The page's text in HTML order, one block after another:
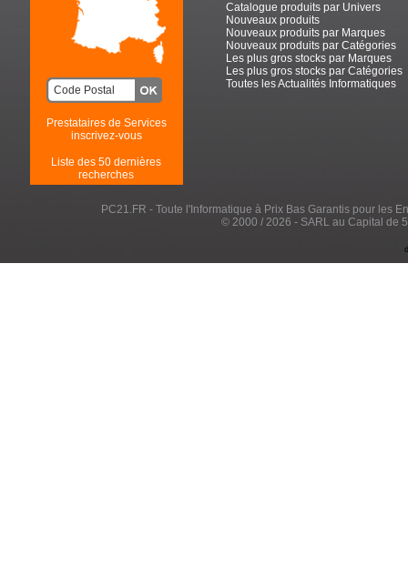
Prestataires de Services
inscrivez-vous
Liste des 50 dernières
recherches
Catalogue produits par Univers
Nouveaux produits
Nouveaux produits par Marques
Nouveaux produits par Catégories
Les plus gros stocks par Marques
Les plus gros stocks par Catégories
Toutes les Actualités Informatiques
PC21.FR - Toute l'Informatique à Prix Bas Garantis pour les
© 2000 / 2026 - SARL au Capital de